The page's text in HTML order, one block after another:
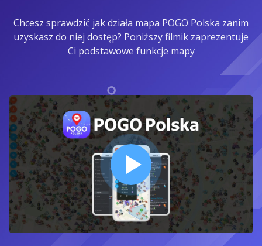
Chcesz sprawdzić jak działa mapa POGO Polska zanim
uzyskasz do niej dostęp? Poniższy filmik zaprezentuje
Ci podstawowe funkcje mapy